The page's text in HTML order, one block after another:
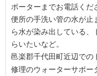
ポーターまでお電話くだ
便所の手洗い管の水が止
ら水が染み出している、
らいたいなど。
邑楽郡千代田町近辺での
修理のウォーターサポー